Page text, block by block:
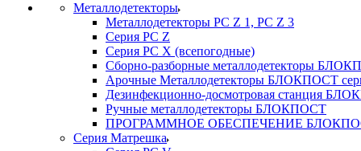
Металлодетекторы
Металлодетекторы РС Z 1, PC Z 3
Серия РС Z
Серия РС X (всепогодные)
Сборно-разборные металлодетекторы
Арочные Металлодетекторы БЛОКПОСТ
Дезинфекционно-досмотровая станция
Ручные металлодетекторы БЛОКПОСТ
ПРОГРАММНОЕ ОБЕСПЕЧЕНИЕ
Серия Матрешка